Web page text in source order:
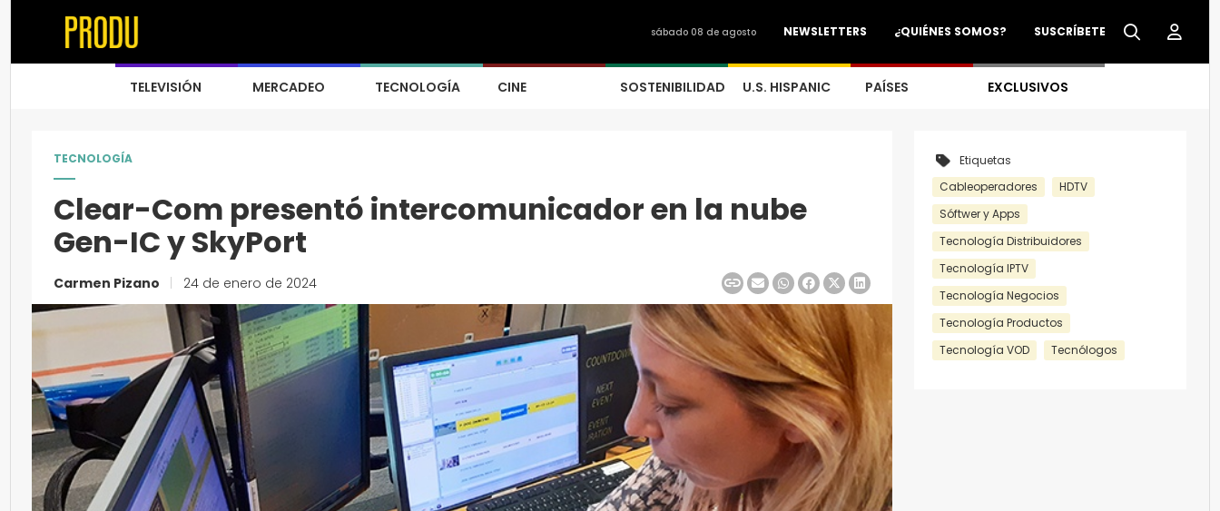
SUSCRÍBETE
¿QUIÉNES SOMOS?
NEWSLETTERS
sábado 08 de agosto
TELEVISIÓN MERCADEO TECNOLOGÍA CINE SOSTENIBILIDAD U.S. HISPANIC PAÍSES EXCLUSIVOS
TECNOLOGÍA
Clear-Com presentó intercomunicador en la nube
Gen-IC y SkyPort
Carmen Pizano 24 de enero de 2024
Etiquetas
Cableoperadores
HDTV
Sóftwer y Apps
Tecnología Distribuidores
Tecnología IPTV
Tecnología Negocios
Tecnología Productos
Tecnología VOD
Tecnólogos